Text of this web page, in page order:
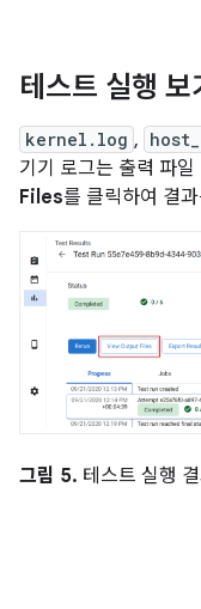
테스트 실행 보
kernel.log ,
기기 로그는 출력 파
Files를 클릭하여 결
그림 5. 테스트 실행